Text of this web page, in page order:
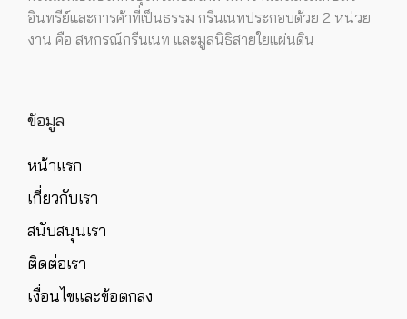
อินทรีย์และการค้าที่เป็นธรรม กรีนเนทประกอบด้วย 2 หน่วย
งาน คือ สหกรณ์กรีนเนท และมูลนิธิสายใยแผ่นดิน
ข้อมูล
หน้าแรก
เกี่ยวกับเรา
สนับสนุนเรา
ติดต่อเรา
เงื่อนไขและข้อตกลง